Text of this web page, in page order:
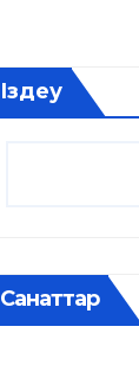
Іздеу
Санаттар